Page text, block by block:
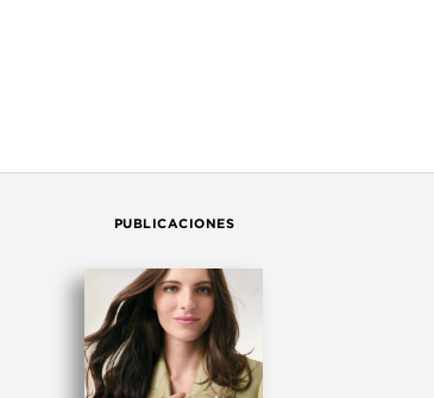
PUBLICACIONES